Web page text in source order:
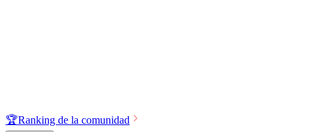
🏆Ranking de la comunidad